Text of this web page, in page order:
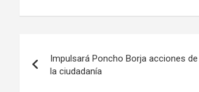
de
Impulsará Poncho Borja acciones
la ciudadanía